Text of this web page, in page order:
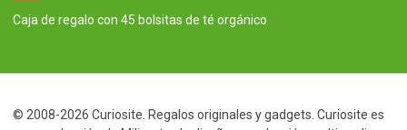
Caja de regalo con 45 bolsitas de té orgánico
© 2008-2026 Curiosite. Regalos originales y gadgets. Curiosite es